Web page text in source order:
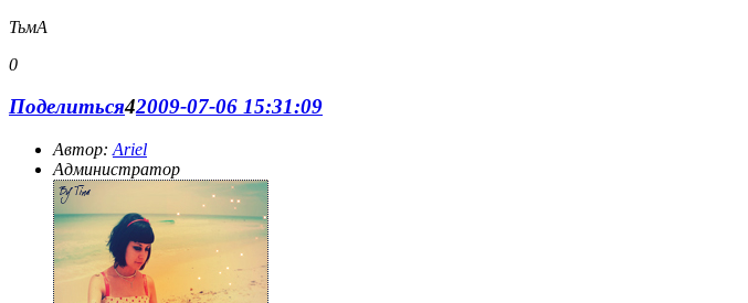
ТьмА
0
Поделиться42009-07-06 15:31:09
Автор: Ariel
Администратор